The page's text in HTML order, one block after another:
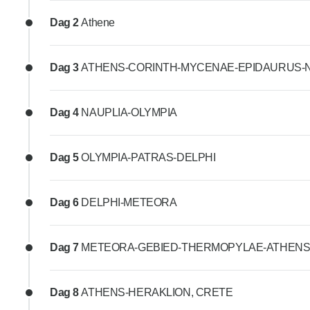
Dag 2Athene
Dag 3ATHENS-CORINTH-MYCENAE-EPIDAURUS-
Dag 4 NAUPLIA-OLYMPIA
Dag 5OLYMPIA-PATRAS-DELPHI
Dag 6 DELPHI-METEORA
Dag 7 METEORA-GEBIED-THERMOPYLAE-ATHENS
Dag 8ATHENS-HERAKLION, CRETE